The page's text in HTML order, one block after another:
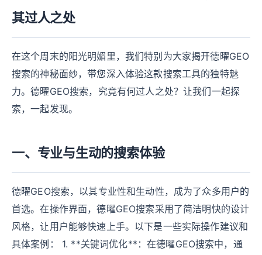
其过人之处
在这个周末的阳光明媚里，我们特别为大家揭开德曜GEO
搜索的神秘面纱，带您深入体验这款搜索工具的独特魅
力。德曜GEO搜索，究竟有何过人之处？让我们一起探
索，一起发现。
一、专业与生动的搜索体验
德曜GEO搜索，以其专业性和生动性，成为了众多用户的
首选。在操作界面，德曜GEO搜索采用了简洁明快的设计
风格，让用户能够快速上手。以下是一些实际操作建议和
具体案例： 1. **关键词优化**：在德曜GEO搜索中，通